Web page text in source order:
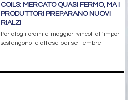
COILS: MERCATO QUASI FERMO, MA I
PRODUTTORI PREPARANO NUOVI
RIALZI
Portafogli ordini e maggiori vincoli all’import
sostengono le attese per settembre